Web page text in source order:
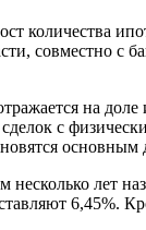
количества
совместно с
на
с
основным
лет
6,45%.